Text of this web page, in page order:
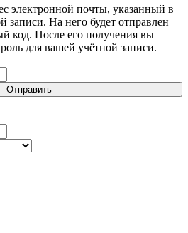
электронной почты, указанный в
записи. На него будет отправлен
код. После его получения вы
для вашей учётной записи.
Отправить